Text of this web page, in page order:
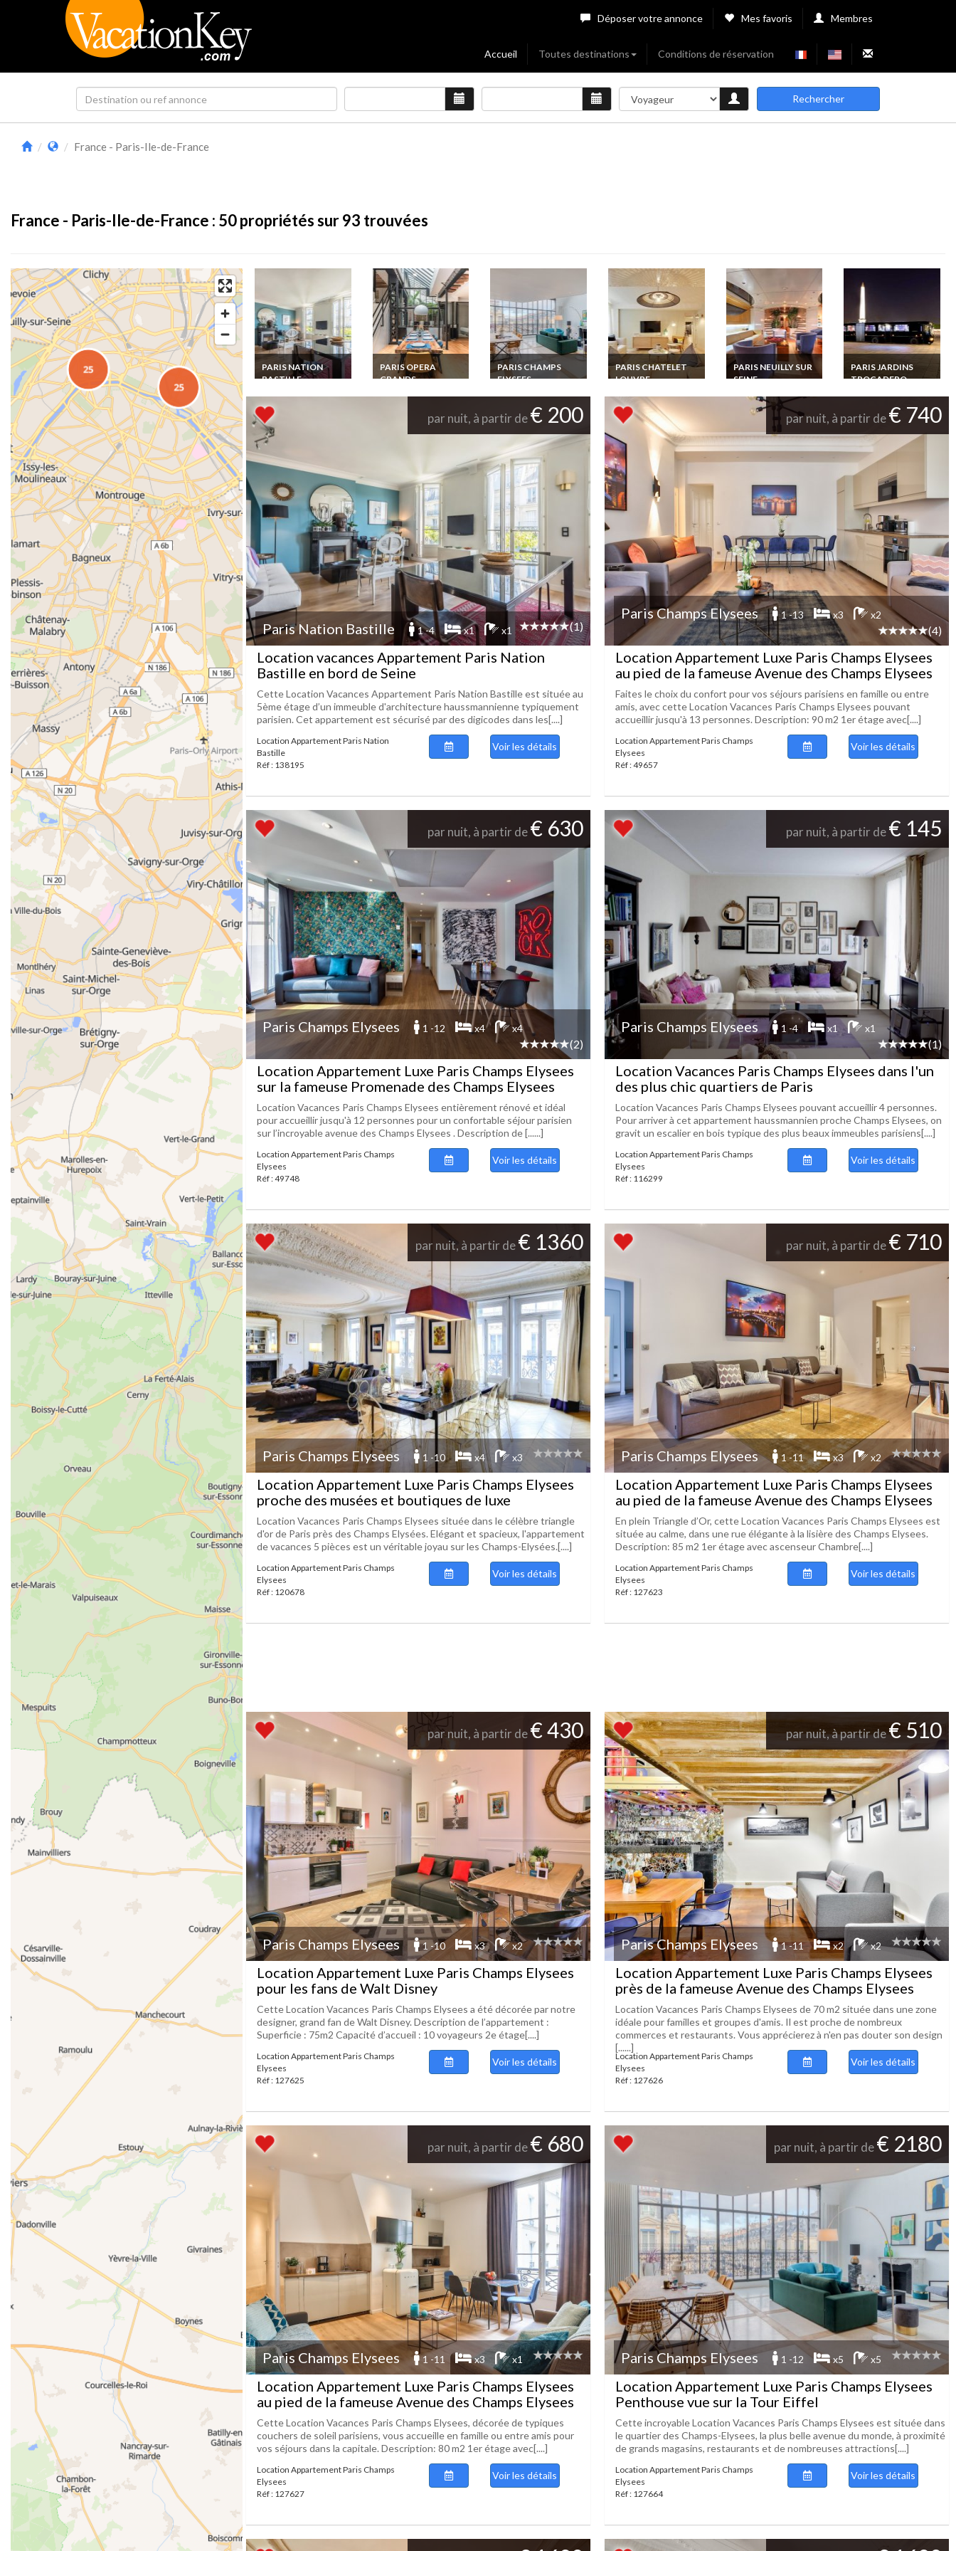
Déposer votre annonce Mes favoris Membres
Accueil Toutes destinations Conditions de réservation
Rechercher
France - Paris-Ile-de-France
France - Paris-Ile-de-France : 50propriétés sur 93 trouvées
PARIS NATION
BASTILLE
Location vacances
Appartement Paris
Nation Bastille en
bord de Seine
PARIS OPERA
GRANDS
Appartement Luxe
Paris Opera Grands
Boulevards Loft près
PARIS CHAMPS
ELYSEES
Location
Paris Champs
Elysees Penthouse
vue sur la Tour Eiffel
PARIS CHATELET
LOUVRE
Location
Appartement Luxe
Paris Chatelet Louvre
à 600m du Musee du
PARIS NEUILLY SUR
SEINE
Location Paris
Peniche Réception
Evénement Mariage
PARIS JARDINS
TROCADERO
Paris la nuit, bus
disco, Evènement,
parties privées
par nuit, à partir de€ 200
Paris Nation Bastille 1 -4 x1 x1 (1)
Location vacances Appartement Paris Nation
Bastille en bord de Seine
Cette Location Vacances Appartement Paris Nation Bastille est située au
5ème étage d’un immeuble d'architecture haussmannienne typiquement
parisien. Cet appartement est sécurisé par des digicodes dans les[....]
Location Appartement Paris Nation
Bastille
Réf : 138195
Voir les détails
par nuit, à partir de€ 740
Paris Champs Elysees 1 -13 x3 x2
(4)
Location Appartement Luxe Paris Champs Elysees
au pied de la fameuse Avenue des Champs Elysees
Faites le choix du confort pour vos séjours parisiens en famille ou entre
amis, avec cette Location Vacances Paris Champs Elysees pouvant
accueillir jusqu'à 13 personnes. Description: 90 m2 1er étage avec[....]
Location Appartement Paris Champs
Elysees
Réf : 49657
Voir les détails
par nuit, à partir de€ 630
Paris Champs Elysees 1 -12 x4 x4
(2)
Location Appartement Luxe Paris Champs Elysees
sur la fameuse Promenade des Champs Elysees
Location Vacances Paris Champs Elysees entièrement rénové et idéal
pour accueillir jusqu'à 12 personnes pour un confortable séjour parisien
sur l’incroyable avenue des Champs Elysees . Description de [......]
Location Appartement Paris Champs
Elysees
Réf : 49748
Voir les détails
par nuit, à partir de€ 145
Paris Champs Elysees 1 -4 x1 x1
(1)
Location Vacances Paris Champs Elysees dans l'un
des plus chic quartiers de Paris
Location Vacances Paris Champs Elysees pouvant accueillir 4 personnes.
Pour arriver à cet appartement haussmannien proche Champs Elysees, on
gravit un escalier en bois typique des plus beaux immeubles parisiens[....]
Location Appartement Paris Champs
Elysees
Réf : 116299
Voir les détails
par nuit, à partir de€ 1360
Paris Champs Elysees 1 -10 x4 x3
Location Appartement Luxe Paris Champs Elysees
proche des musées et boutiques de luxe
Location Vacances Paris Champs Elysees située dans le célèbre triangle
d'or de Paris près des Champs Elysées. Elégant et spacieux, l'appartement
de vacances 5 pièces est un véritable joyau sur les Champs-Elysées.[....]
Location Appartement Paris Champs
Elysees
Réf : 120678
Voir les détails
par nuit, à partir de€ 710
Paris Champs Elysees 1 -11 x3 x2
Location Appartement Luxe Paris Champs Elysees
au pied de la fameuse Avenue des Champs Elysees
En plein Triangle d’Or, cette Location Vacances Paris Champs Elysees est
située au calme, dans une rue élégante à la lisière des Champs Elysees.
Description: 85 m2 1er étage avec ascenseur Chambre[....]
Location Appartement Paris Champs
Elysees
Réf : 127623
Voir les détails
par nuit, à partir de€ 430
Paris Champs Elysees 1 -10 x3 x2
Location Appartement Luxe Paris Champs Elysees
pour les fans de Walt Disney
Cette Location Vacances Paris Champs Elysees a été décorée par notre
designer, grand fan de Walt Disney. Description de l’appartement :
Superficie : 75m2 Capacité d’accueil : 10 voyageurs 2e étage[....]
Location Appartement Paris Champs
Elysees
Réf : 127625
Voir les détails
par nuit, à partir de€ 510
Paris Champs Elysees 1 -11 x2 x2
Location Appartement Luxe Paris Champs Elysees
près de la fameuse Avenue des Champs Elysees
Location Vacances Paris Champs Elysees de 70 m2 située dans une zone
idéale pour familles et groupes d'amis. Il est proche de nombreux
commerces et restaurants. Vous apprécierez à n'en pas douter son design
[......]
Location Appartement Paris Champs
Elysees
Réf : 127626
Voir les détails
par nuit, à partir de€ 680
Paris Champs Elysees 1 -11 x3 x1
Location Appartement Luxe Paris Champs Elysees
au pied de la fameuse Avenue des Champs Elysees
Cette Location Vacances Paris Champs Elysees, décorée de typiques
couchers de soleil parisiens, vous accueille en famille ou entre amis pour
vos séjours dans la capitale. Description: 80 m2 1er étage avec[....]
Location Appartement Paris Champs
Elysees
Réf : 127627
Voir les détails
par nuit, à partir de€ 2180
Paris Champs Elysees 1 -12 x5 x5
Location Appartement Luxe Paris Champs Elysees
Penthouse vue sur la Tour Eiffel
Cette incroyable Location Vacances Paris Champs Elysees est située dans
le quartier des Champs-Elysees, la plus belle avenue du monde, à proximité
de grands magasins, restaurants et de nombreuses attractions[....]
Location Appartement Paris Champs
Elysees
Réf : 127664
Voir les détails